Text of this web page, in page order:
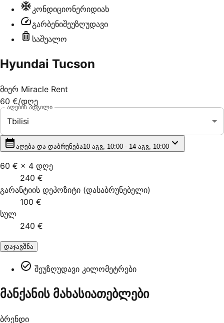
კონდიციონერიდიახ
გარბენიშეუზღუდავი
საშუალო
Hyundai Tucson
მიერ Miracle Rent
60 €/დღე
აღების ადგილი
Tbilisi
აღება და დაბრუნება10 აგვ, 10:00 - 14 აგვ, 10:00
60 € × 4 დღე
240 €
გარანტიის დეპოზიტი (დასაბრუნებელი)
100 €
სულ
240 €
დაჯავშნა
შეუზღუდავი კილომეტრები
მანქანის მახასიათებლები
ბრენდი